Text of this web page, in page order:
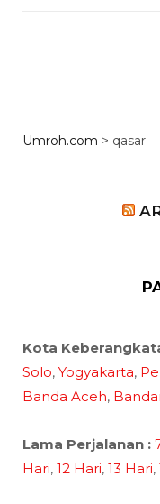
Umroh.com > qasar
Kota
Solo, Yogyakarta,
Banda Aceh,
Lama Perjalanan :
Hari, 12 Hari, 13 Hari,